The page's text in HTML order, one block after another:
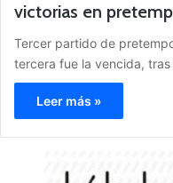
victorias en
Tercer partido de
tercera fue la vencida,
Leer más »